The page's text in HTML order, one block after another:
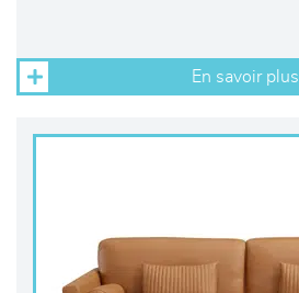
En savoir plus